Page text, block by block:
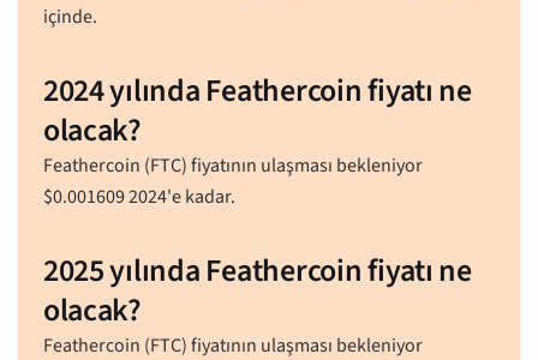
içinde.
2024 yılında Feathercoin fiyatı ne
olacak?
Feathercoin (FTC) fiyatının ulaşması bekleniyor
$0.0016092024'e kadar.
2025 yılında Feathercoin fiyatı ne
olacak?
Feathercoin (FTC) fiyatının ulaşması bekleniyor